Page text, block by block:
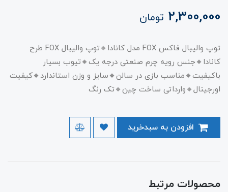
2,300,000 تومان
توپ والیبال فاکس FOX مدل کانادا🔸توپ والیبال FOX طرح
کانادا🔸جنس رویه چرم صنعتی درجه یک🔸تیوب بسیار
باکیفیت🔸مناسب بازی در سالن🔸سایز و وزن استاندارد🔸کیفیت
اورجینال🔸وارداتی ساخت چین🔸تک رنگ
محصولات مرتبط